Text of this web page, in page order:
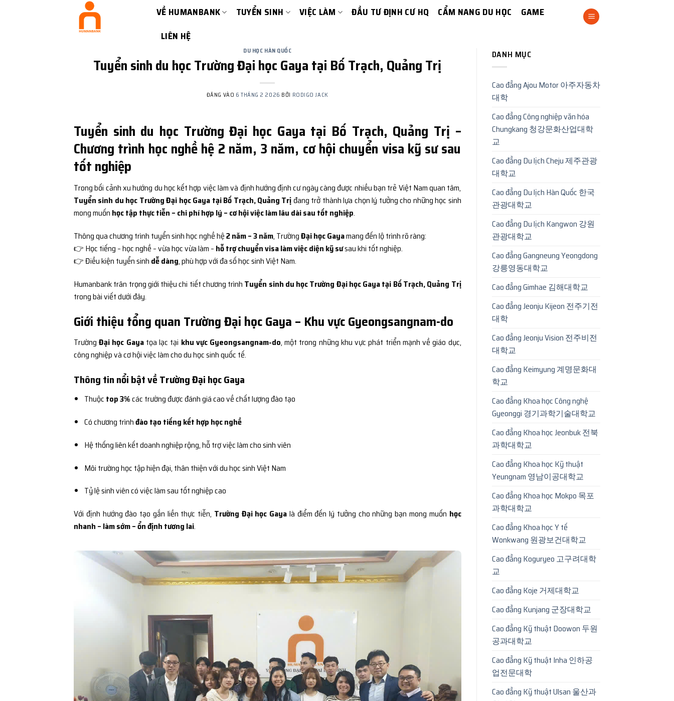
VỀ HUMANBANK TUYỂN SINH VIỆC LÀM ĐẦU TƯ ĐỊNH CƯ HQ CẨM NANG DU HỌC
GAME
LIÊN HỆ
DU HỌC HÀN QUỐC
Tuyển sinh du học Trường Đại học Gaya tại Bố Trạch, Quảng Trị
ĐĂNG VÀO 6 THÁNG 2 2026 BỞI RODIGO JACK
Tuyển sinh du học Trường Đại học Gaya tại Bố Trạch, Quảng Trị –
Chương trình học nghề hệ 2 năm, 3 năm, cơ hội chuyển visa kỹ sư sau
tốt nghiệp
Trong bối cảnh xu hướng du học kết hợp việc làm và định hướng định cư ngày càng được nhiều bạn trẻ Việt Nam quan tâm,
Tuyển sinh du học Trường Đại học Gaya tại Bố Trạch, Quảng Trịđang trở thành lựa chọn lý tưởng cho những học sinh
mong muốn học tập thực tiễn – chi phí hợp lý – cơ hội việc làm lâu dài sau tốt nghiệp.
Thông qua chương trình tuyển sinh học nghề hệ2 năm – 3 năm, TrườngĐại học Gayamang đến lộ trình rõ ràng:
👉 Học tiếng – học nghề – vừa học vừa làm – hỗ trợ chuyển visa làm việc diện kỹ sưsau khi tốt nghiệp.
👉 Điều kiện tuyển sinh dễ dàng, phù hợp với đa số học sinh Việt Nam.
Humanbank trân trọng giới thiệu chi tiết chương trình Tuyển sinh du học Trường Đại học Gaya tại Bố Trạch, Quảng Trị
trong bài viết dưới đây.
Giới thiệu tổng quan Trường Đại học Gaya – Khu vực Gyeongsangnam-do
TrườngĐại học Gayatọa lạc tại khu vực Gyeongsangnam-do, một trong những khu vực phát triển mạnh về giáo dục,
công nghiệp và cơ hội việc làm cho du học sinh quốc tế.
Thông tin nổi bật về Trường Đại học Gaya
Thuộc top 3%các trường được đánh giá cao về chất lượng đào tạo
Có chương trìnhđào tạo tiếng kết hợp học nghề
Hệ thống liên kết doanh nghiệp rộng, hỗ trợ việc làm cho sinh viên
Môi trường học tập hiện đại, thân thiện với du học sinh Việt Nam
Tỷ lệ sinh viên có việc làm sau tốt nghiệp cao
Với định hướng đào tạo gắn liền thực tiễn, Trường Đại học Gaya là điểm đến lý tưởng cho những bạn mong muốn học
nhanh – làm sớm – ổn định tương lai.
DANH MỤC
Cao đẳng Ajou Motor 아주자동차
대학
Cao đẳng Công nghiệp văn hóa
Chungkang 청강문화산업대학
교
Cao đẳng Du lịch Cheju 제주관광
대학교
Cao đẳng Du lịch Hàn Quốc 한국
관광대학교
Cao đẳng Du lịch Kangwon 강원
관광대학교
Cao đẳng Gangneung Yeongdong
강릉영동대학교
Cao đẳng Gimhae 김해대학교
Cao đẳng Jeonju Kijeon 전주기전
대학
Cao đẳng Jeonju Vision 전주비전
대학교
Cao đẳng Keimyung 계명문화대
학교
Cao đẳng Khoa học Công nghệ
Gyeonggi 경기과학기술대학교
Cao đẳng Khoa học Jeonbuk 전북
과학대학교
Cao đẳng Khoa học Kỹ thuật
Yeungnam 영남이공대학교
Cao đẳng Khoa học Mokpo 목포
과학대학교
Cao đẳng Khoa học Y tế
Wonkwang 원광보건대학교
Cao đẳng Koguryeo 고구려대학
교
Cao đẳng Koje 거제대학교
Cao đẳng Kunjang 군장대학교
Cao đẳng Kỹ thuật Doowon 두원
공과대학교
Cao đẳng Kỹ thuật Inha 인하공
업전문대학
Cao đẳng Kỹ thuật Ulsan 울산과